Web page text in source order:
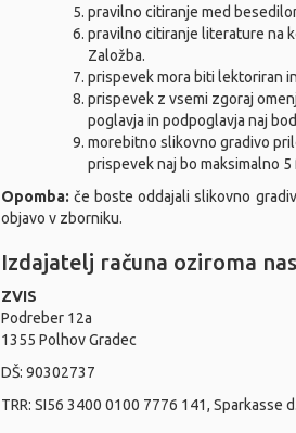
pravilno citiranje med
pravilno citiranje literature na
Založba.
prispevek mora biti lektoriran
prispevek z vsemi zgoraj
poglavja in podpoglavja naj
morebitno slikovno gradivo
prispevek naj bo maksimalno
Opomba: če boste oddajali slikovno
objavo v zborniku.
Izdajatelj računa oziroma
ZVIS
Podreber 12a
1355 Polhov Gradec
DŠ: 90302737
TRR: SI56 3400 0100 7776 141, Sparkasse